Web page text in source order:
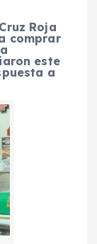
Roja
comprar
este
a